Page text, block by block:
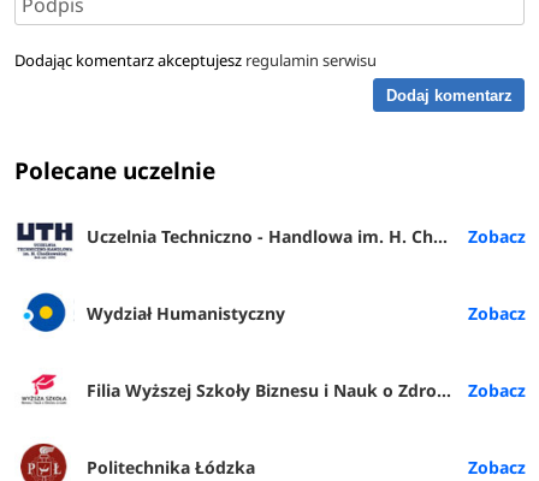
Dodając komentarz akceptujesz regulamin serwisu
Dodaj komentarz
Polecane uczelnie
Uczelnia Techniczno - Handlowa im. H. Chodkowskiej w Warszawie
Wydział Humanistyczny
Filia Wyższej Szkoły Biznesu i Nauk o Zdrowiu w Rybniku
Politechnika Łódzka